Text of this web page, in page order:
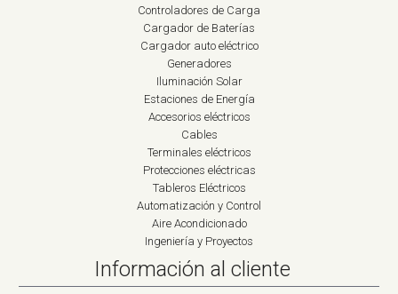
Controladores de Carga
Cargador de Baterías
Cargador auto eléctrico
Generadores
Iluminación Solar
Estaciones de Energía
Accesorios eléctricos
Cables
Terminales eléctricos
Protecciones eléctricas
Tableros Eléctricos
Automatización y Control
Aire Acondicionado
Ingeniería y Proyectos
Información al cliente